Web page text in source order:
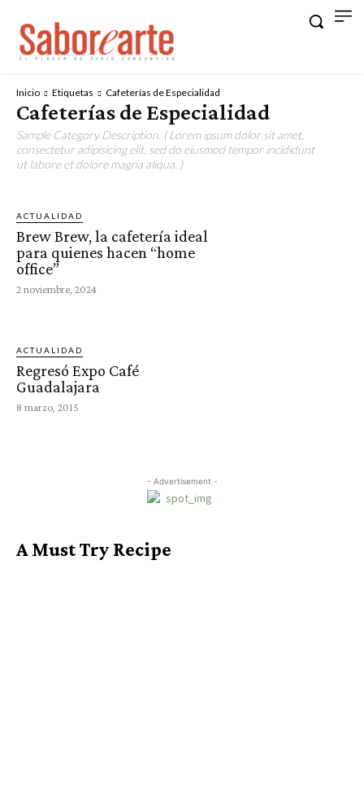
Inicio Etiquetas Cafeterías de Especialidad
Cafeterías de Especialidad
Sample Category Description. ( Lorem ipsum dolor sit amet,
consectetur adipisicing elit, sed do eiusmod tempor incididunt
ut labore et dolore magna aliqua. )
ACTUALIDAD
Brew Brew, la cafetería ideal
para quienes hacen “home
office”
2 noviembre, 2024
ACTUALIDAD
Regresó Expo Café
Guadalajara
8 marzo, 2015
- Advertisement -
A Must Try Recipe